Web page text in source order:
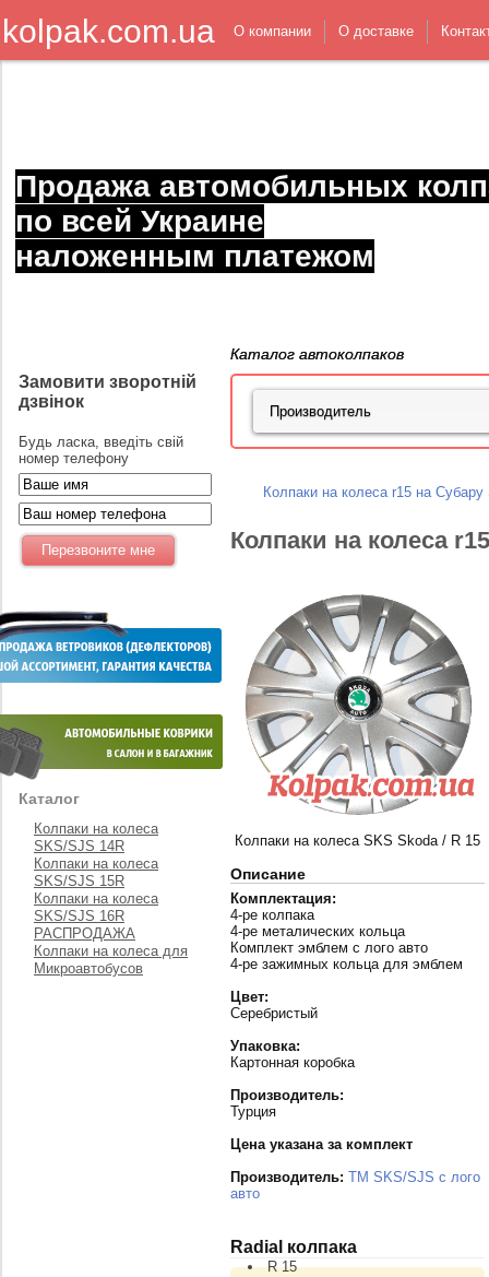
kolpak.com.ua О компании О доставке
Продажа автомобильных
по всей Украине
наложенным платежом
Замовити зворотній
дзвінок
Будь ласка, введіть свій
номер телефону
Каталог
Колпаки на колеса
SKS/SJS 14R
Колпаки на колеса
SKS/SJS 15R
Колпаки на колеса
SKS/SJS 16R
РАСПРОДАЖА
Колпаки на колеса для
Микроавтобусов
Каталог автоколпаков
Колпаки на колеса r15 на Субару
Колпаки на колеса
Колпаки на колеса SKS Skoda / R 15
Описание
Комплектация:
4-ре колпака
4-ре металических кольца
Комплект эмблем с лого авто
4-ре зажимных кольца для эмблем
Цвет:
Серебристый
Упаковка:
Картонная коробка
Производитель:
Турция
Цена указана за комплект
Производитель: TM SKS/SJS с лого
авто
Radial колпака
R 15